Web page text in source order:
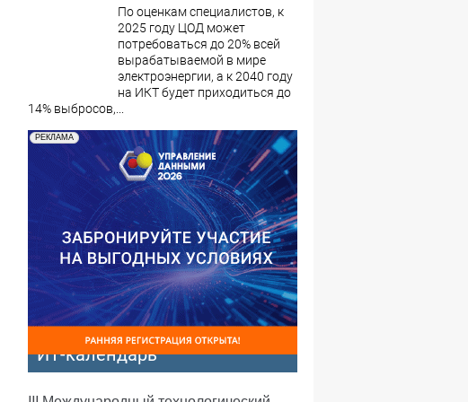
По оценкам специалистов, к
2025 году ЦОД может
потребоваться до 20% всей
вырабатываемой в мире
электроэнергии, а к 2040 году
на ИКТ будет приходиться до
14% выбросов,...
РЕКЛАМА
ИТ-календарь